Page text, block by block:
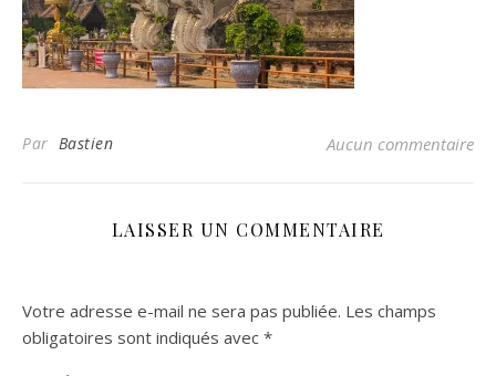
Par Bastien Aucun commentaire
LAISSER UN COMMENTAIRE
Votre adresse e-mail ne sera pas publiée. Les champs
obligatoires sont indiqués avec *